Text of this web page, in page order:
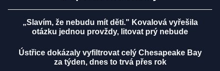
„Slavím, že nebudu mít děti." Kovalová vyřešila
otázku jednou provždy, litovat prý nebude
Ústřice dokázaly vyfiltrovat celý Chesapeake Bay
za týden, dnes to trvá přes rok